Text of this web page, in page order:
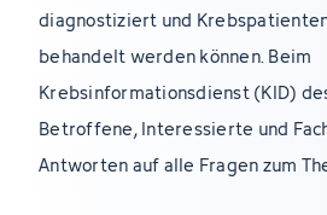
diagnostiziert und
behandelt werden können. Beim
Krebsinformationsdienst (KID)
Betroffene, Interessierte und
Antworten auf alle Fragen zum